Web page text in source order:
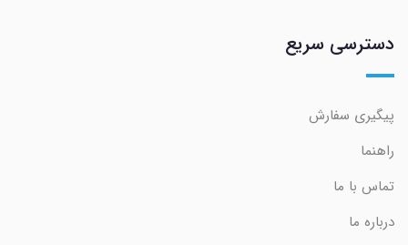
دسترسی سریع
پیگیری سفارش
راهنما
تماس با ما
درباره ما